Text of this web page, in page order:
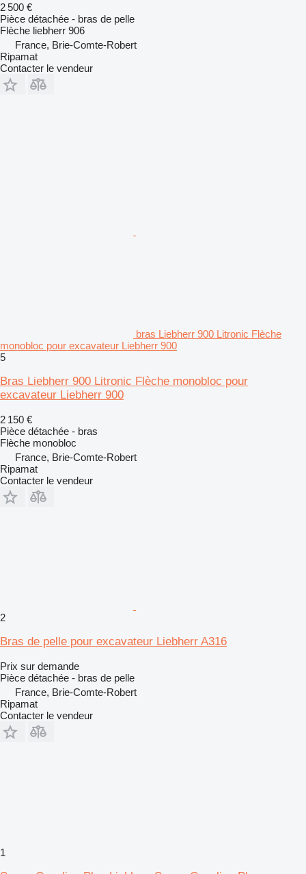
2 500 €
Pièce détachée - bras de pelle
Flèche liebherr 906
France, Brie-Comte-Robert
Ripamat
Contacter le vendeur
bras Liebherr 900 Litronic Flèche
monobloc pour excavateur Liebherr 900
5
Bras Liebherr 900 Litronic Flèche monobloc pour
excavateur Liebherr 900
2 150 €
Pièce détachée - bras
Flèche monobloc
France, Brie-Comte-Robert
Ripamat
Contacter le vendeur
2
Bras de pelle pour excavateur Liebherr A316
Prix sur demande
Pièce détachée - bras de pelle
France, Brie-Comte-Robert
Ripamat
Contacter le vendeur
1